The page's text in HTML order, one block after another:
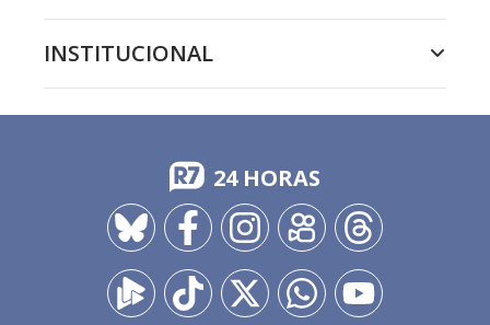
INSTITUCIONAL
24 HORAS